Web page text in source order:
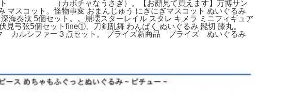
コット （カボチャなうさぎ）。【お顔見て買えます】万博サン
スコット。怪物事変 おまんじゅう にぎにぎマスコット ぬいぐるみ
海奏汰 5個セット。。崩壊スターレイル スタレ キメラ ミニフィギュア
弓弦5個セットfine①。刀剣乱舞 わんぱく ぬいぐるみ 髭切 膝丸。
カルシファー３点セット。 プライズ新商品 プライズ ぬいぐるみ